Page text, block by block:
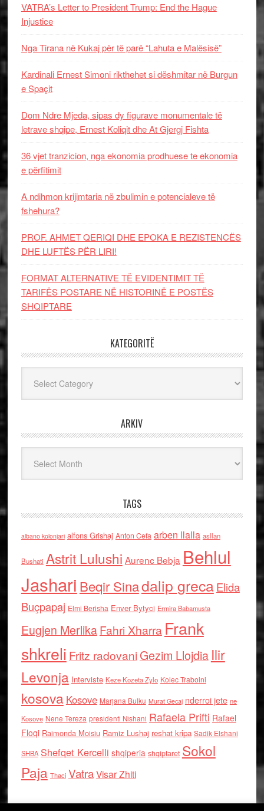
VATRA’s Letter to President Trump: End the Hague
Injustice
Nga Tirana në Kukaj për të parë “Lahuta e Malësisë”
Kardinali Ernest Simoni rikthehet si dëshmitar në Burgun
e Spaçit
Dom Ndre Mjeda, sipas dy figurave monumentale të
letrave shqipe, Ernest Koliqit dhe At Gjergj Fishta
36 vjet tranzicion, nga ekonomia prodhuese te ekonomia
e përfitimit
A ndihmon krijimtaria në zbulimin e potencialeve të
fshehura?
PROF. AHMET QERIQI DHE EPOKA E REZISTENCЁS
DHE LUFTЁS PЁR LIRI!
FORMAT ALTERNATIVE TË EVIDENTIMIT TË
TARIFËS POSTARE NË HISTORINË E POSTËS
SHQIPTARE
KATEGORITË
ARKIV
TAGS
albano kolonjari alfons Grishaj Anton Cefa arben llalla asllan
Bushati Astrit Lulushi Aurenc Bebja Behlul
Jashari Beqir Sinadalip grecaElida
Buçpapaj Elmi Berisha Enver Bytyci Ermira Babamusta
Eugjen MerlikaFahri Xharra Frank
shkreli Fritz radovaniGezim Llojdia Ilir
Levonja Interviste Keze Kozeta Zylo Kolec Traboini
kosova Kosove Marjana Bulku Murat Gecaj nderroi jete ne
Kosove Nene Tereza presidenti Nishani Rafaela Prifti Rafael
Floqi Raimonda Moisiu Ramiz Lushaj reshat kripa Sadik Elshani
SHBA Shefqet Kercelli shqiperia shqiptaret Sokol
Paja Thaci VatraVisar Zhiti